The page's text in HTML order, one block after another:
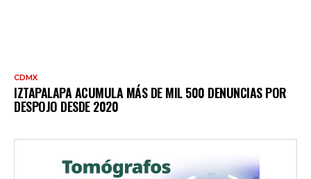
CDMX
IZTAPALAPA ACUMULA MÁS DE MIL 500 DENUNCIAS POR
DESPOJO DESDE 2020